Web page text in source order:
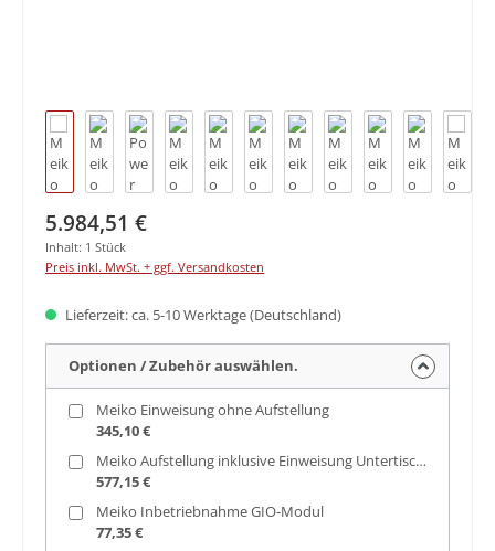
Regulärer Preis:
5.984,51 €
Inhalt: 1 Stück
Preis inkl. MwSt. + ggf. Versandkosten
Lieferzeit: ca. 5-10 Werktage (Deutschland)
Optionen / Zubehör auswählen.
Meiko Einweisung ohne Aufstellung
345,10 €
Meiko Aufstellung inklusive Einweisung Untertischspülmaschinen
577,15 €
Meiko Inbetriebnahme GIO-Modul
77,35 €